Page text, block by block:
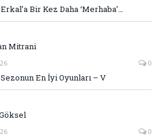
Bir Kez Daha ‘Merhaba’…
Mitrani
0
En İyi Oyunları – V
0